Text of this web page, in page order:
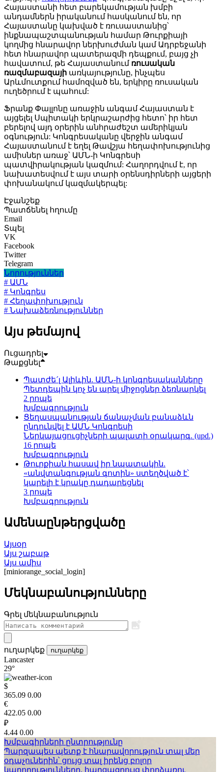
Հայաստանի հետ բարեկամության խմբի
անդամներն իրականում հասկանում են, որ
Հայաստանը կախված է ռուսաստանից՝
ինքնապաշտպանության համար Թուրքիայի
կողմից հնարավոր ներխուժման կամ Ադրբեջանի
հետ հնարավոր պատերազմի դեպքում, բայց չի
հավատում, թե Հայաստանում ռուսական
ռազմաբազայի առկայությունը, ինչպես
Արևմուտքում համոզված են, երկիրը ռուսական
ուղեծրում է պահում:
Ֆրանք Փալլոնը առաջին անգամ Հայաստան է
այցելել Սպիտակի երկրաշարժից հետո՝ իր հետ
բերելով այդ օրերին անհրաժեշտ ամերիկյան
օգնություն: Կոնգրեսականը վերջին անգամ
Հայաստանում է եղել Թավշյա հեղափոխությունից
ամիսներ առաջ՝ ԱՄՆ-ի Կոնգրեսի
պատվիրակության կազմում: Հաղորդվում է, որ
նախատեսվում է այս տարի օրենսդիրների այցերի
փոխանակում կազմակերպել:
Էջանշեք
Պատճենել հղումը
Email
Տպել
VK
Facebook
Twitter
Telegram
Նորություններ
# ԱՄՆ
# Կոնգրես
# Հեղափոխություն
# Նախաձեռնություններ
Այս թեմայով
Ուցադրել
Թաքցնել
Պատժե´լ Ալիևին. ԱՄՆ-ի կոնգրեսականները
Պետդեպին կոչ են արել միջոցներ ձեռնարկել
2 րոպե
Խմբագրություն
Ցեղասպանության ճանաչման բանաձևն
ընդունվել է ԱՄՆ Կոնգրեսի
Ներկայացուցիչների պալատի օրակարգ. (upd.)
16 րոպե
Խմբագրություն
Թուրքիան հասավ իր նպատակին.
«անվտանգության գոտին» ստեղծված է՝
կարելի է կրակը դադարեցնել
3 րոպե
Խմբագրություն
Ամենաընթերցվածը
Այսօր
Այս շաբաթ
Այս ամիս
[miniorange_social_login]
Մեկնաբանությունները
Գրել մեկնաբանություն
ուղարկեք ուղարկեք
Lancaster
29°
$
365.09 0.00
€
422.05 0.00
₽
4.44 0.00
Խմբագիրների ընտրությունը
Պարզապես պետք է հնարավորություն տալ մեր
օդաչուներին՝ ցույց տալ իրենց բոլոր
կարողությունները. հարցազրույց փորձառու